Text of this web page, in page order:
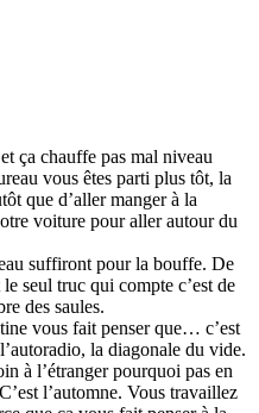
ça chauffe pas mal niveau
vous êtes parti plus tôt, la
que d’aller manger à la
voiture pour aller autour du
suffiront pour la bouffe. De
seul truc qui compte c’est de
des saules.
vous fait penser que… c’est
la diagonale du vide.
à l’étranger pourquoi pas en
l’automne. Vous travaillez